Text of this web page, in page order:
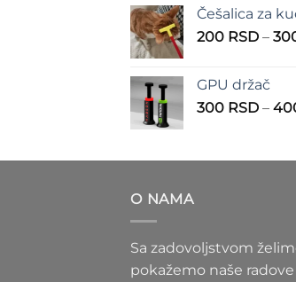
Češalica za
200 RSD –
GPU držač
300 RSD –
O NAMA
Sa zadovoljstvom
pokažemo naše